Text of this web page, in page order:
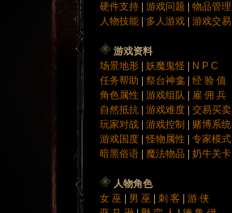
硬件支持
游戏问题
物品管理
人物技能
多人游戏 游戏交易
游戏资料
场景地形
妖魔鬼怪
N P C
任务帮助
祭台神龛
经 验 值
角色属性
游戏组队
雇 佣 兵
自然抵抗
游戏难度
交易买卖
玩家对战
游戏控制
赌博系统
游戏国度 |怪物属性
专家模式
暗黑俗语
魔法物品 奶牛关卡
人物角色
女 巫
男 巫 刺 客
游 侠